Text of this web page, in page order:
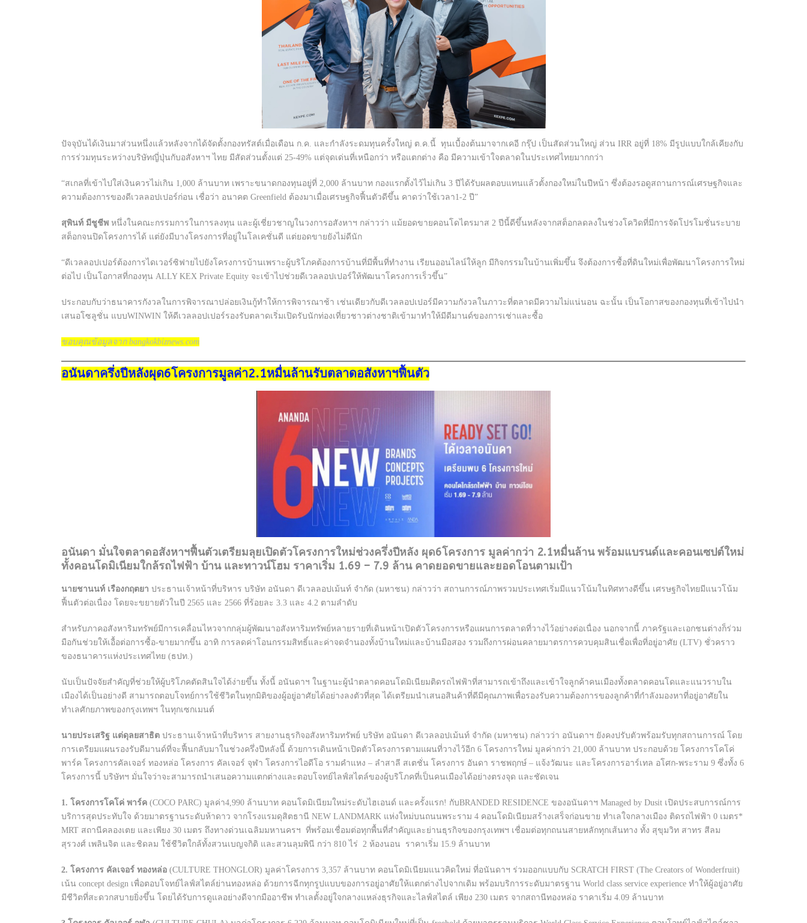
ปัจจุบันได้เงินมาส่วนหนึ่งแล้วหลังจากได้จัดตั้งกองทรัสต์เมื่อเดือน ก.ค. และกำลังระดมทุนครั้งใหญ่ ต.ค.นี้ ทุนเบื้องต้นมาจากเคอี กรุ๊ป เป็นสัดส่วนใหญ่ ส่วน IRR อยู่ที่ 18% มีรูปแบบใกล้เคียงกับ
การร่วมทุนระหว่างบริษัทญี่ปุ่นกับอสังหาฯ ไทย มีสัดส่วนตั้งแต่ 25-49% แต่จุดเด่นที่เหนือกว่า หรือแตกต่าง คือ มีความเข้าใจตลาดในประเทศไทยมากกว่า
“สเกลที่เข้าไปใส่เงินควรไม่เกิน 1,000 ล้านบาท เพราะขนาดกองทุนอยู่ที่ 2,000 ล้านบาท กองแรกตั้งไว้ไม่เกิน 3 ปีได้รับผลตอบแทนแล้วตั้งกองใหม่ในปีหน้า ซึ่งต้องรอดูสถานการณ์เศรษฐกิจและ
ความต้องการของดีเวลลอปเปอร์ก่อน เชื่อว่า อนาคต Greenfield ต้องมาเมื่อเศรษฐกิจฟื้นตัวดีขึ้น คาดว่าใช้เวลา1-2 ปี”
สุพินท์ มีชูชีพ หนึ่งในคณะกรรมการในการลงทุน และผู้เชี่ยวชาญในวงการอสังหาฯ กล่าวว่า แม้ยอดขายคอนโดไตรมาส 2 ปีนี้ดีขึ้นหลังจากสต็อกลดลงในช่วงโควิดที่มีการจัดโปรโมชั่นระบาย
สต็อกจนปิดโครงการได้ แต่ยังมีบางโครงการที่อยู่ในโลเคชั่นดี แต่ยอดขายยังไม่ดีนัก
“ดีเวลลอปเปอร์ต้องการไดเวอร์ซิฟายไปยังโครงการบ้านเพราะผู้บริโภคต้องการบ้านที่มีพื้นที่ทำงาน เรียนออนไลน์ให้ลูก มีกิจกรรมในบ้านเพิ่มขึ้น จึงต้องการซื้อที่ดินใหม่เพื่อพัฒนาโครงการใหม่
ต่อไป เป็นโอกาสที่กองทุน ALLY KEX Private Equity จะเข้าไปช่วยดีเวลลอปเปอร์ให้พัฒนาโครงการเร็วขึ้น”
ประกอบกับว่าธนาคารกังวลในการพิจารณาปล่อยเงินกู้ทำให้การพิจารณาช้า เช่นเดียวกับดีเวลลอปเปอร์มีความกังวลในภาวะที่ตลาดมีความไม่แน่นอน ฉะนั้น เป็นโอกาสของกองทุนที่เข้าไปนำ
เสนอโซลูชั่น แบบWINWIN ให้ดีเวลลอปเปอร์รองรับตลาดเริ่มเปิดรับนักท่องเที่ยวชาวต่างชาติเข้ามาทำให้มีดีมานด์ของการเช่าและซื้อ
ขอบคุณข้อมูลจาก bangkokbiznews.com
อนันดาครึ่งปีหลังผุด6โครงการมูลค่า2.1หมื่นล้านรับตลาดอสังหาฯฟื้นตัว
อนันดา มั่นใจตลาดอสังหาฯฟื้นตัวเตรียมลุยเปิดตัวโครงการใหม่ช่วงครึ่งปีหลัง ผุด6โครงการ มูลค่ากว่า 2.1หมื่นล้าน พร้อมแบรนด์และคอนเซปต์ใหม่
ทั้งคอนโดมิเนียมใกล้รถไฟฟ้า บ้าน และทาวน์โฮม ราคาเริ่ม 1.69 – 7.9 ล้าน คาดยอดขายและยอดโอนตามเป้า
นายชานนท์ เรืองกฤตยา ประธานเจ้าหน้าที่บริหาร บริษัท อนันดา ดีเวลลอปเม้นท์ จำกัด (มหาชน) กล่าวว่า สถานการณ์ภาพรวมประเทศเริ่มมีแนวโน้มในทิศทางดีขึ้น เศรษฐกิจไทยมีแนวโน้ม
ฟื้นตัวต่อเนื่อง โดยจะขยายตัวในปี 2565 และ 2566 ที่ร้อยละ 3.3 และ 4.2 ตามลำดับ
สำหรับภาคอสังหาริมทรัพย์มีการเคลื่อนไหวจากกลุ่มผู้พัฒนาอสังหาริมทรัพย์หลายรายที่เดินหน้าเปิดตัวโครงการหรือแผนการตลาดที่วางไว้อย่างต่อเนื่อง นอกจากนี้ ภาครัฐและเอกชนต่างก็ร่วม
มือกันช่วยให้เอื้อต่อการซื้อ-ขายมากขึ้น อาทิ การลดค่าโอนกรรมสิทธิ์และค่าจดจำนองทั้งบ้านใหม่และบ้านมือสอง รวมถึงการผ่อนคลายมาตรการควบคุมสินเชื่อเพื่อที่อยู่อาศัย (LTV) ชั่วคราว
ของธนาคารแห่งประเทศไทย (ธปท.)
นับเป็นปัจจัยสำคัญที่ช่วยให้ผู้บริโภคตัดสินใจได้ง่ายขึ้น ทั้งนี้ อนันดาฯ ในฐานะผู้นำตลาดคอนโดมิเนียมติดรถไฟฟ้าที่สามารถเข้าถึงและเข้าใจลูกค้าคนเมืองทั้งตลาดคอนโดและแนวราบใน
เมืองได้เป็นอย่างดี สามารถตอบโจทย์การใช้ชีวิตในทุกมิติของผู้อยู่อาศัยได้อย่างลงตัวที่สุด ได้เตรียมนำเสนอสินค้าที่ดีมีคุณภาพเพื่อรองรับความต้องการของลูกค้าที่กำลังมองหาที่อยู่อาศัยใน
ทำเลศักยภาพของกรุงเทพฯ ในทุกเซกเมนต์
นายประเสริฐ แต่ดุลยสาธิต ประธานเจ้าหน้าที่บริหาร สายงานธุรกิจอสังหาริมทรัพย์ บริษัท อนันดา ดีเวลลอปเม้นท์ จำกัด (มหาชน) กล่าวว่า อนันดาฯ ยังคงปรับตัวพร้อมรับทุกสถานการณ์ โดย
การเตรียมแผนรองรับดีมานด์ที่จะฟื้นกลับมาในช่วงครึ่งปีหลังนี้ ด้วยการเดินหน้าเปิดตัวโครงการตามแผนที่วางไว้อีก 6 โครงการใหม่ มูลค่ากว่า 21,000 ล้านบาท ประกอบด้วย โครงการโคโค่
พาร์ค โครงการคัลเจอร์ ทองหล่อ โครงการ คัลเจอร์ จุฬา โครงการไอดีโอ รามคำแหง – ลำสาลี สเตชั่น โครงการ อันดา ราชพฤกษ์ – แจ้งวัฒนะ และโครงการอาร์เทล อโศก-พระราม 9 ซึ่งทั้ง 6
โครงการนี้ บริษัทฯ มั่นใจว่าจะสามารถนำเสนอความแตกต่างและตอบโจทย์ไลฟ์สไตล์ของผู้บริโภคที่เป็นคนเมืองได้อย่างตรงจุด และชัดเจน
1. โครงการโคโค่ พาร์ค (COCO PARC) มูลค่า4,990 ล้านบาท คอนโดมิเนียมใหม่ระดับไฮเอนด์ และครั้งแรก! กับBRANDED RESIDENCE ของอนันดาฯ Managed by Dusit เปิดประสบการณ์การ
บริการสุดประทับใจ ด้วยมาตรฐานระดับห้าดาว จากโรงแรมดุสิตธานี NEW LANDMARK แห่งใหม่บนถนนพระราม 4 คอนโดมิเนียมสร้างเสร็จก่อนขาย ทำเลใจกลางเมือง ติดรถไฟฟ้า 0 เมตร*
MRT สถานีคลองเตย และเพียง 30 เมตร ถึงทางด่วนเฉลิมมหานครฯ ที่พร้อมเชื่อมต่อทุกพื้นที่สำคัญและย่านธุรกิจของกรุงเทพฯ เชื่อมต่อทุกถนนสายหลักทุกเส้นทาง ทั้ง สุขุมวิท สาทร สีลม
สุรวงศ์ เพลินจิต และชิดลม ใช้ชีวิตใกล้ทั้งสวนเบญจกิติ และสวนลุมพินี กว่า 810 ไร่ 2 ห้องนอน ราคาเริ่ม 15.9 ล้านบาท
2. โครงการ คัลเจอร์ ทองหล่อ (CULTURE THONGLOR) มูลค่าโครงการ 3,357 ล้านบาท คอนโดมิเนียมแนวคิดใหม่ ที่อนันดาฯ ร่วมออกแบบกับ SCRATCH FIRST (The Creators of Wonderfruit)
เน้น concept design เพื่อตอบโจทย์ไลฟ์สไตล์ย่านทองหล่อ ด้วยการฉีกทุกรูปแบบของการอยู่อาศัยให้แตกต่างไปจากเดิม พร้อมบริการระดับมาตรฐาน World class service experience ทำให้ผู้อยู่อาศัย
มีชีวิตที่สะดวกสบายยิ่งขึ้น โดยได้รับการดูแลอย่างดีจากมืออาชีพ ทำเลตั้งอยู่ใจกลางแหล่งธุรกิจและไลฟ์สไตล์ เพียง 230 เมตร จากสถานีทองหล่อ ราคาเริ่ม 4.09 ล้านบาท